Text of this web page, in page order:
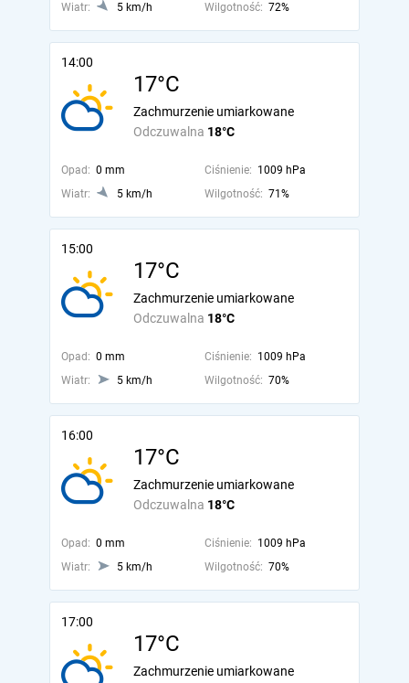
Wiatr:
5 km/h Wilgotność: 72%
14:00
17°C
Odczuwalna 18°C
Zachmurzenie umiarkowane
Opad: 0 mm Ciśnienie: 1009 hPa
Wiatr:
5 km/h Wilgotność: 71%
15:00
17°C
Odczuwalna 18°C
Zachmurzenie umiarkowane
Opad: 0 mm Ciśnienie: 1009 hPa
Wiatr:
5 km/h Wilgotność: 70%
16:00
17°C
Odczuwalna 18°C
Zachmurzenie umiarkowane
Opad: 0 mm Ciśnienie: 1009 hPa
Wiatr:
5 km/h Wilgotność: 70%
17:00
17°C
Zachmurzenie umiarkowane